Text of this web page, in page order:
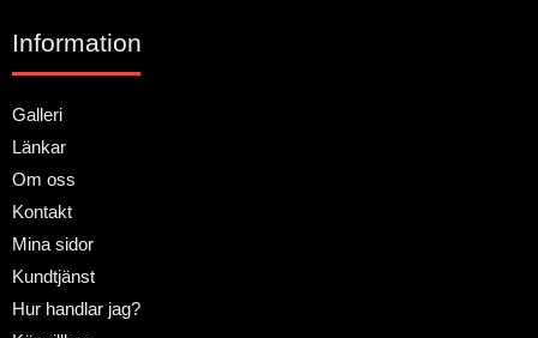
Information
Galleri
Länkar
Om oss
Kontakt
Mina sidor
Kundtjänst
Hur handlar jag?